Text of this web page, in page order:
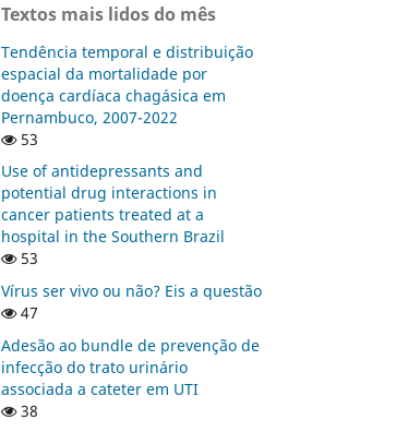
Textos mais lidos do mês
Tendência temporal e distribuição
espacial da mortalidade por
doença cardíaca chagásica em
Pernambuco, 2007-2022
53
Use of antidepressants and
potential drug interactions in
cancer patients treated at a
hospital in the Southern Brazil
53
Vírus ser vivo ou não? Eis a questão
47
Adesão ao bundle de prevenção de
infecção do trato urinário
associada a cateter em UTI
38